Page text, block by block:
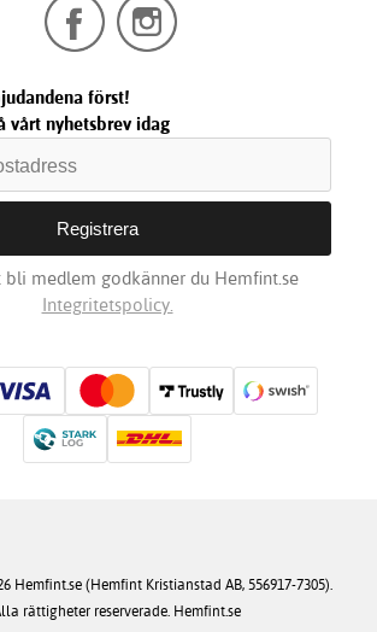
först!
vårt nyhetsbrev idag
bli medlem godkänner du Hemfint.se
Integritetspolicy.
Hemfint.se (Hemfint Kristianstad AB, 556917-7305).
rättigheter reserverade. Hemfint.se